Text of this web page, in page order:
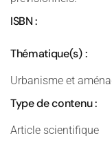
ISBN :
Thématique(s) :
Urbanisme et
Type de contenu :
Article scientifique